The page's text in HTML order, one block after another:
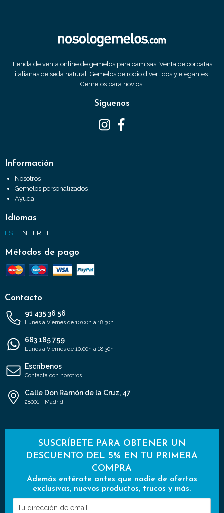
Tienda de venta online de gemelos para camisas. Venta de corbatas
italianas de seda natural. Gemelos de rodio divertidos y elegantes.
Gemelos para novios.
Síguenos
Información
Nosotros
Gemelos personalizados
Ayuda
Idiomas
ES EN FR IT
Métodos de pago
Contacto
91 435 36 56
Lunes a Viernes de 10:00h a 18:30h
683 185 759
Lunes a Viernes de 10:00h a 18:30h
Escríbenos
Contacta con nosotros
Calle Don Ramón de la Cruz, 47
28001 - Madrid
SUSCRÍBETE PARA OBTENER UN
DESCUENTO DEL 5% EN TU PRIMERA
COMPRA
Además entérate antes que nadie de ofertas
exclusivas, nuevos productos, trucos y más.
Tu